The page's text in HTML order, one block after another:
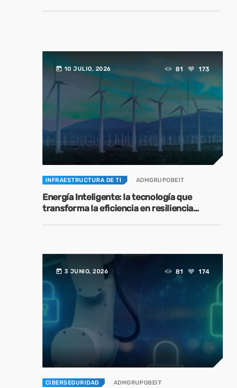
today 10 JULIO, 2026 81 173
INFRAESTRUCTURA DE TI ADMGRUPOBEIT
Energía Inteligente: la tecnología que
transforma la eficiencia en resiliencia
today 3 JUNIO, 2026 81 174
CIBERSEGURIDAD ADMGRUPOBEIT